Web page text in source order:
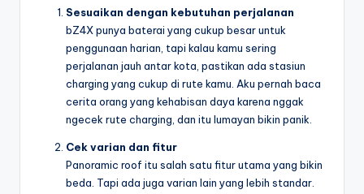
Sesuaikan dengan kebutuhan perjalanan
bZ4X punya baterai yang cukup besar untuk
penggunaan harian, tapi kalau kamu sering
perjalanan jauh antar kota, pastikan ada stasiun
charging yang cukup di rute kamu. Aku pernah baca
cerita orang yang kehabisan daya karena nggak
ngecek rute charging, dan itu lumayan bikin panik.
Cek varian dan fitur
Panoramic roof itu salah satu fitur utama yang bikin
beda. Tapi ada juga varian lain yang lebih standar.